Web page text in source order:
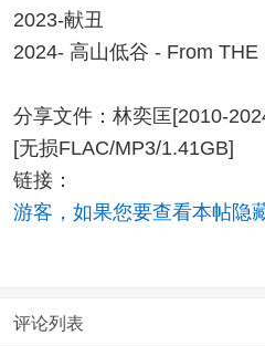
2023-献丑
2024- 高山低谷 - From THE
分享文件：林奕匡[2010-
[无损FLAC/MP3/1.41GB]
链接：
游客，如果您要查看本帖隐
评论列表